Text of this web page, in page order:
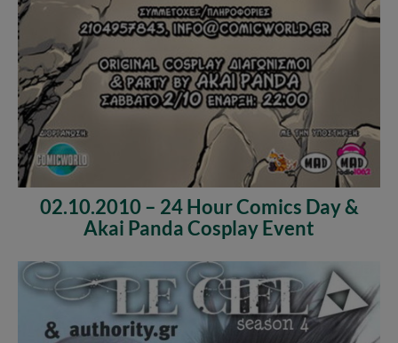
02.10.2010 – 24 Hour Comics Day &
Akai Panda Cosplay Event